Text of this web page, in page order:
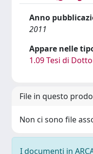
Anno
2011
Appare nelle
1.09 Tesi di
File in questo
Non ci sono file
I documenti in